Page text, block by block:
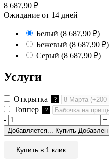
8 687,90 ₽
Ожидание от 14 дней
Белый (8 687,90 ₽)
Бежевый (8 687,90 ₽)
Серый (8 687,90 ₽)
Услуги
Открытка ?
Топпер ?
- +
Добавляется... Купить Добавлен
Купить в 1 клик